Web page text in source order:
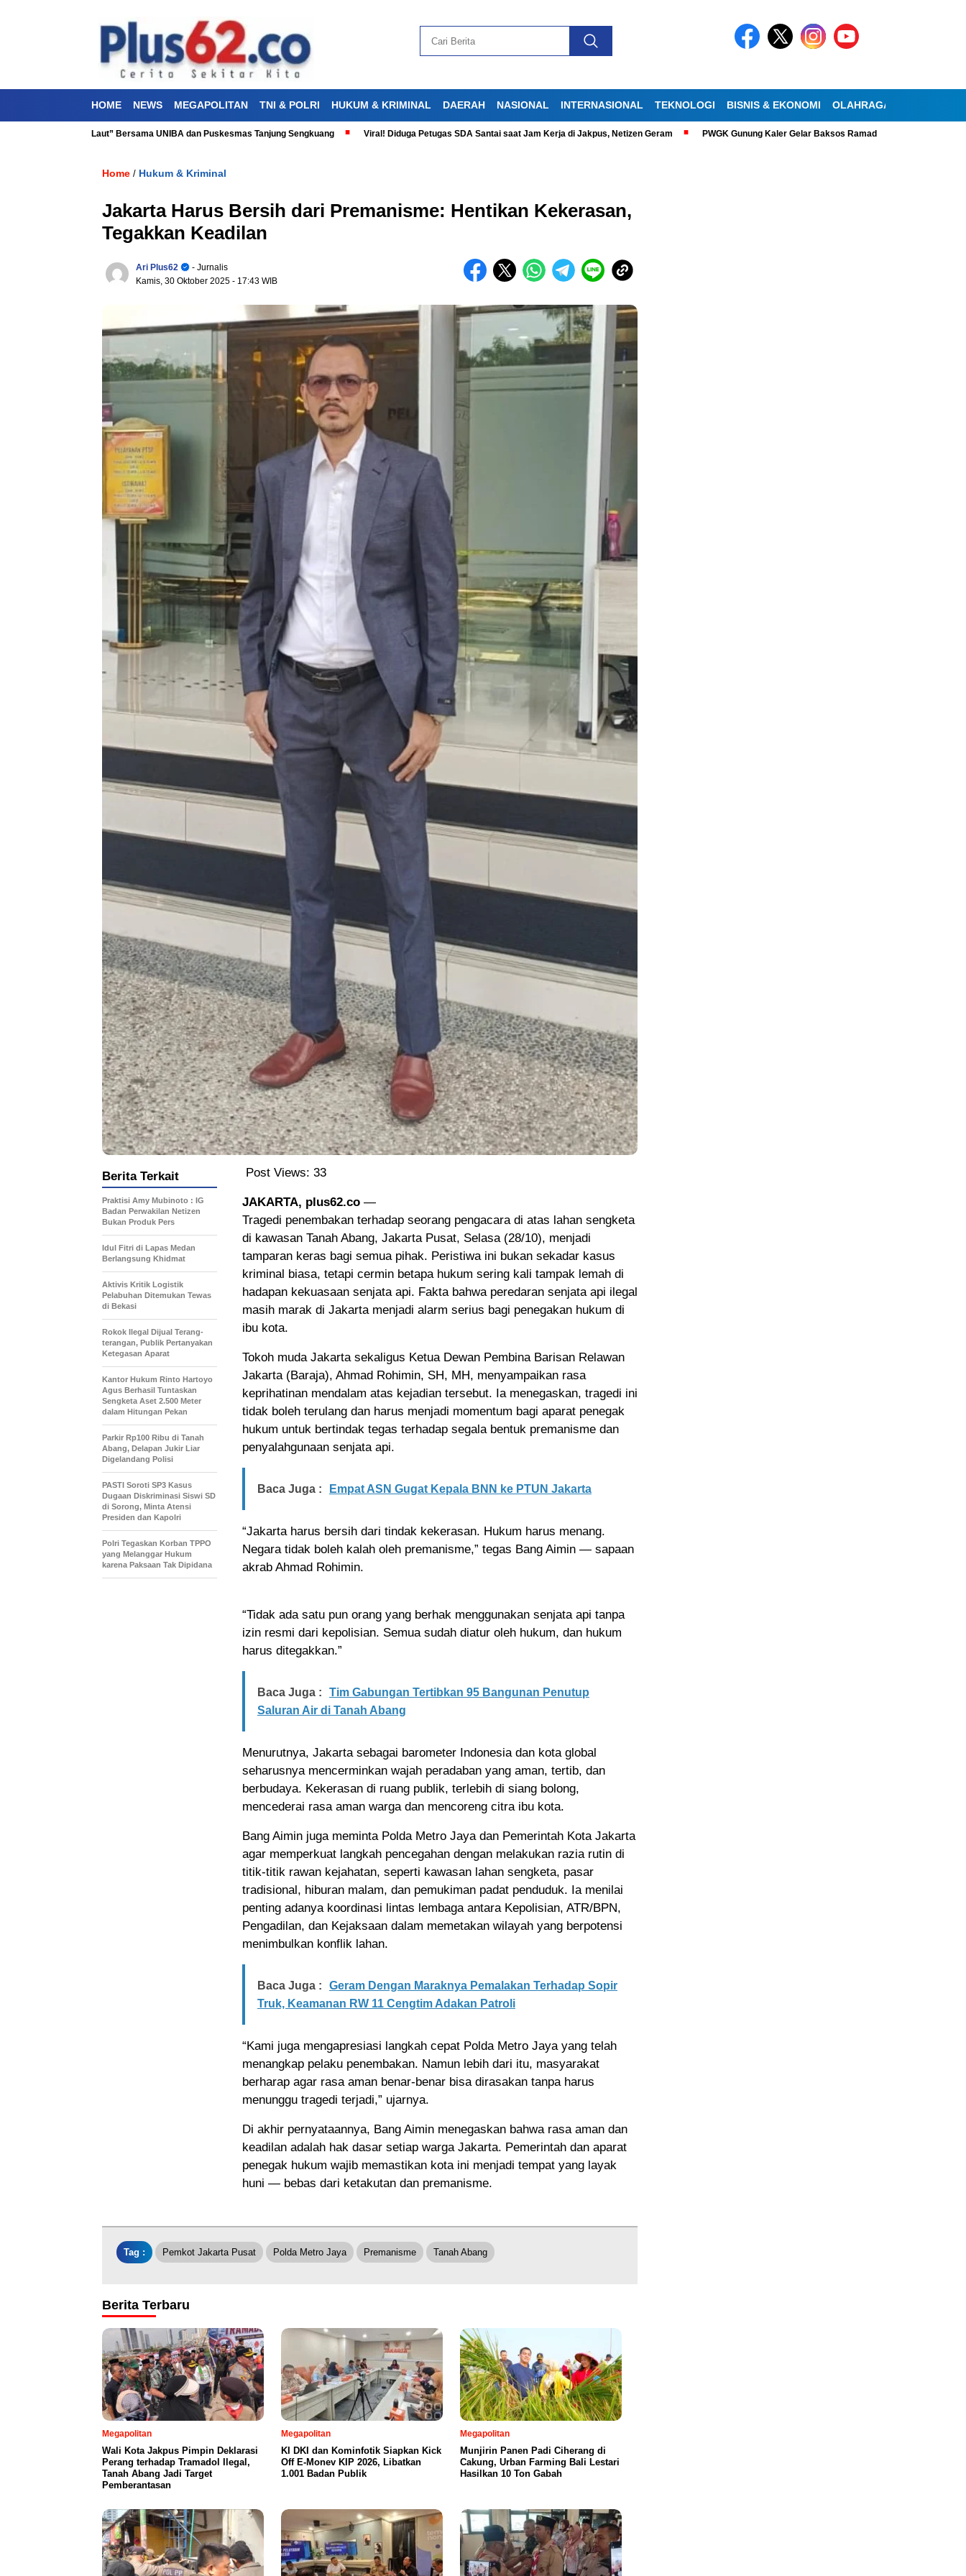
HOME NEWS MEGAPOLITAN TNI & POLRI HUKUM & KRIMINAL DAERAH NASIONAL INTERNASIONAL TEKNOLOGI BISNIS & EKONOMI OLAHRAGA
Cinta Laut” Bersama UNIBA dan Puskesmas Tanjung Sengkuang Viral! Diduga Petugas SDA Santai saat Jam Kerja di Jakpus, Netizen Geram PWGK Gunung Kaler Gelar Baksos Ramadan, Bantu Lansia Tunanetra di
Home / Hukum & Kriminal
Jakarta Harus Bersih dari Premanisme: Hentikan Kekerasan,
Tegakkan Keadilan
Ari Plus62
- Jurnalis
Kamis, 30 Oktober 2025 - 17:43 WIB
Post Views: 33
JAKARTA, plus62.co —
Tragedi penembakan terhadap seorang pengacara di atas lahan sengketa
di kawasan Tanah Abang, Jakarta Pusat, Selasa (28/10), menjadi
tamparan keras bagi semua pihak. Peristiwa ini bukan sekadar kasus
kriminal biasa, tetapi cermin betapa hukum sering kali tampak lemah di
hadapan kekuasaan senjata api. Fakta bahwa peredaran senjata api ilegal
masih marak di Jakarta menjadi alarm serius bagi penegakan hukum di
ibu kota.
Tokoh muda Jakarta sekaligus Ketua Dewan Pembina Barisan Relawan
Jakarta (Baraja), Ahmad Rohimin, SH, MH, menyampaikan rasa
keprihatinan mendalam atas kejadian tersebut. Ia menegaskan, tragedi ini
tidak boleh terulang dan harus menjadi momentum bagi aparat penegak
hukum untuk bertindak tegas terhadap segala bentuk premanisme dan
penyalahgunaan senjata api.
Baca Juga : Empat ASN Gugat Kepala BNN ke PTUN Jakarta
“Jakarta harus bersih dari tindak kekerasan. Hukum harus menang.
Negara tidak boleh kalah oleh premanisme,” tegas Bang Aimin — sapaan
akrab Ahmad Rohimin.
“Tidak ada satu pun orang yang berhak menggunakan senjata api tanpa
izin resmi dari kepolisian. Semua sudah diatur oleh hukum, dan hukum
harus ditegakkan.”
Baca Juga :
Tim Gabungan Tertibkan 95 Bangunan Penutup
Saluran Air di Tanah Abang
Menurutnya, Jakarta sebagai barometer Indonesia dan kota global
seharusnya mencerminkan wajah peradaban yang aman, tertib, dan
berbudaya. Kekerasan di ruang publik, terlebih di siang bolong,
mencederai rasa aman warga dan mencoreng citra ibu kota.
Bang Aimin juga meminta Polda Metro Jaya dan Pemerintah Kota Jakarta
agar memperkuat langkah pencegahan dengan melakukan razia rutin di
titik-titik rawan kejahatan, seperti kawasan lahan sengketa, pasar
tradisional, hiburan malam, dan pemukiman padat penduduk. Ia menilai
penting adanya koordinasi lintas lembaga antara Kepolisian, ATR/BPN,
Pengadilan, dan Kejaksaan dalam memetakan wilayah yang berpotensi
menimbulkan konflik lahan.
Baca Juga :
Geram Dengan Maraknya Pemalakan Terhadap Sopir
Truk, Keamanan RW 11 Cengtim Adakan Patroli
“Kami juga mengapresiasi langkah cepat Polda Metro Jaya yang telah
menangkap pelaku penembakan. Namun lebih dari itu, masyarakat
berharap agar rasa aman benar-benar bisa dirasakan tanpa harus
menunggu tragedi terjadi,” ujarnya.
Di akhir pernyataannya, Bang Aimin menegaskan bahwa rasa aman dan
keadilan adalah hak dasar setiap warga Jakarta. Pemerintah dan aparat
penegak hukum wajib memastikan kota ini menjadi tempat yang layak
huni — bebas dari ketakutan dan premanisme.
Berita Terkait
Praktisi Amy Mubinoto : IG
Badan Perwakilan Netizen
Bukan Produk Pers
Idul Fitri di Lapas Medan
Berlangsung Khidmat
Aktivis Kritik Logistik
Pelabuhan Ditemukan Tewas
di Bekasi
Rokok Ilegal Dijual Terang-
terangan, Publik Pertanyakan
Ketegasan Aparat
Kantor Hukum Rinto Hartoyo
Agus Berhasil Tuntaskan
Sengketa Aset 2.500 Meter
dalam Hitungan Pekan
Parkir Rp100 Ribu di Tanah
Abang, Delapan Jukir Liar
Digelandang Polisi
PASTI Soroti SP3 Kasus
Dugaan Diskriminasi Siswi SD
di Sorong, Minta Atensi
Presiden dan Kapolri
Polri Tegaskan Korban TPPO
yang Melanggar Hukum
karena Paksaan Tak Dipidana
Tag : Pemkot Jakarta Pusat Polda Metro Jaya Premanisme Tanah Abang
Berita Terbaru
Megapolitan
Wali Kota Jakpus Pimpin Deklarasi
Perang terhadap Tramadol Ilegal,
Tanah Abang Jadi Target
Pemberantasan
Megapolitan
KI DKI dan Kominfotik Siapkan Kick
Off E-Monev KIP 2026, Libatkan
1.001 Badan Publik
Megapolitan
Munjirin Panen Padi Ciherang di
Cakung, Urban Farming Bali Lestari
Hasilkan 10 Ton Gabah